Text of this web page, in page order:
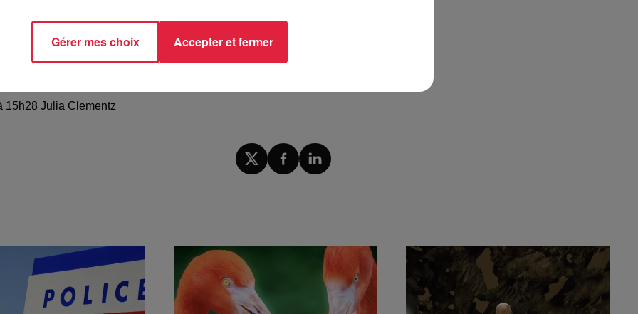
Internationaux de tennis de Strasbourg auront lieu du 17 au 24
pour 2025 en Alsace. On vous en parlera au fil du temps
15h28 Julia Clementz
Gérer mes choix Accepter et fermer